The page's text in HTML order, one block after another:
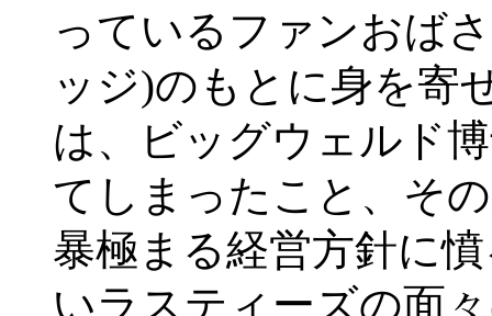
っているファンおば
ッジ)のもとに身を寄
は、ビッグウェルド
てしまったこと、そ
暴極まる経営方針に
いラスティーズの面